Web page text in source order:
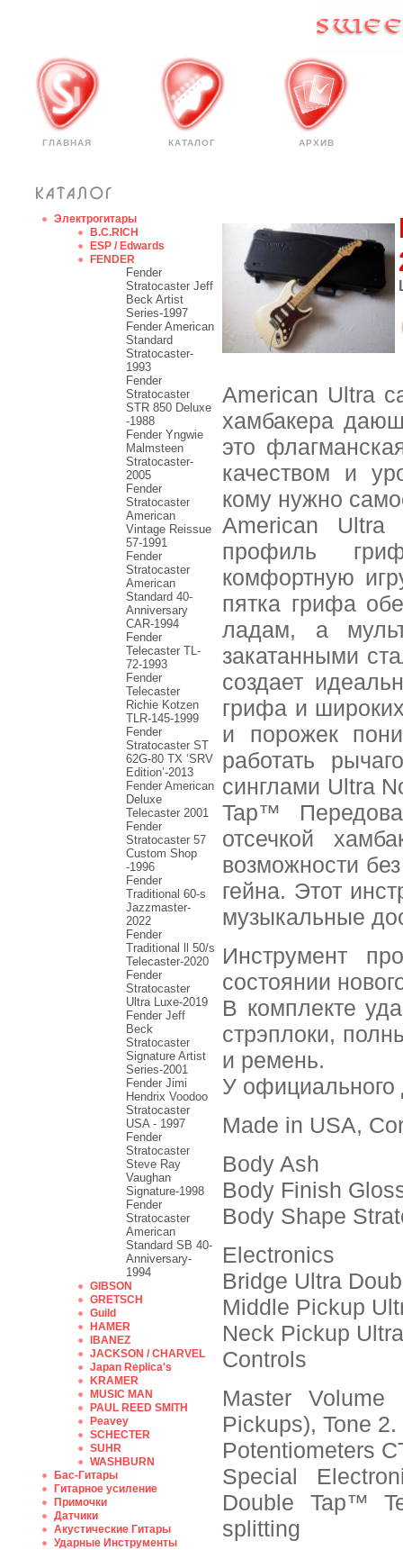
ГЛАВНАЯ КАТАЛОГ АРХИВ
Электрогитары
B.C.RICH
ESP / Edwards
FENDER
Fender
Stratocaster Jeff
Beck Artist
Series-1997
Fender American
Standard
Stratocaster-
1993
Fender
Stratocaster
STR 850 Deluxe
-1988
Fender Yngwie
Malmsteen
Stratocaster-
2005
Fender
Stratocaster
American
Vintage Reissue
57-1991
Fender
Stratocaster
American
Standard 40-
Anniversary
CAR-1994
Fender
Telecaster TL-
72-1993
Fender
Telecaster
Richie Kotzen
TLR-145-1999
Fender
Stratocaster ST
62G-80 TX ‘SRV
Edition’-2013
Fender American
Deluxe
Telecaster 2001
Fender
Stratocaster 57
Custom Shop
-1996
Fender
Traditional 60-s
Jazzmaster-
2022
Fender
Traditional ll 50/s
Telecaster-2020
Fender
Stratocaster
Ultra Luxe-2019
Fender Jeff
Beck
Stratocaster
Signature Artist
Series-2001
Fеndеr Jimi
Hendrix Voodoo
Strаtоcаstеr
USA - 1997
Fender
Stratocaster
Steve Ray
Vaughan
Signature-1998
Fender
Stratocaster
American
Standard SB 40-
Anniversary-
1994
GIBSON
GRETSCH
Guild
HAMER
IBANEZ
JACKSON / CHARVEL
Japan Replica's
KRAMER
MUSIC MAN
PAUL REED SMITH
Peavey
SCHECTER
SUHR
WASHBURN
Бас-Гитары
Гитарное усиление
Примочки
Датчики
Акустические Гитары
Ударные Инструменты
American Ultra
хамбакера
это
качеством и
кому нужно
American Ultra
профиль
комфортную
пятка грифа
ладам, а
закатанными
создает
грифа и
и порожек
работать
синглами Ultra
Tap™
отсечкой
возможности
гейна. Этот
музыкальные
Инструмент
состоянии
В комплекте
стрэплоки,
и ремень.
У официального
Made in USA,
Body Ash
Body Finish
Body Shape
Electronics
Bridge Ultra
Middle Pickup
Neck Pickup
Controls
Master
Pickups), Tone
Potentiometers
Special
Double Tap™
splitting